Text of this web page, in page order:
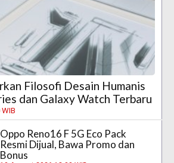
Filosofi Desain Humanis
dan Galaxy Watch Terbaru
Oppo Reno16 F 5G Eco Pack
Resmi Dijual, Bawa Promo dan
Bonus